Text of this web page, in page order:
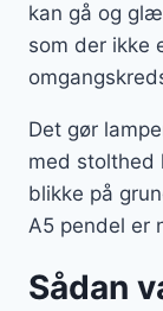
kan gå og
som der ikke
Det gør
med stolthed
blikke på
A5 pendel er
Sådan